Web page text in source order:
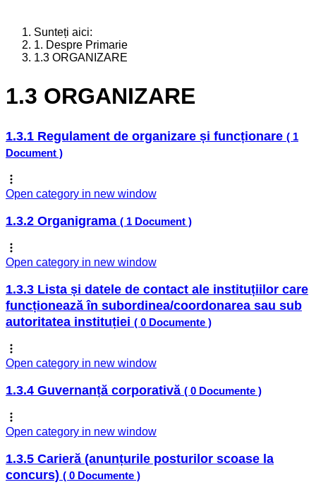
Sunteți aici:
1. Despre Primarie
1.3 ORGANIZARE
1.3 ORGANIZARE
1.3.1 Regulament de organizare și funcționare ( 1
Document )
Open category in new window
1.3.2 Organigrama ( 1 Document )
Open category in new window
1.3.3 Lista și datele de contact ale instituțiilor care
funcționează în subordinea/coordonarea sau sub
autoritatea instituției ( 0 Documente )
Open category in new window
1.3.4 Guvernanță corporativă ( 0 Documente )
Open category in new window
1.3.5 Carieră (anunțurile posturilor scoase la
concurs) ( 0 Documente )